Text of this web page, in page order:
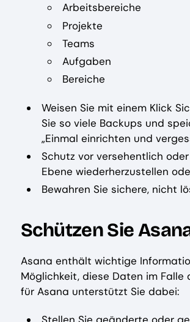
Arbeitsbereiche
Projekte
Teams
Aufgaben
Bereiche
Weisen Sie mit einem Klick
Sie so viele Backups und
„Einmal einrichten und
Schutz vor versehentlich
Ebene wiederherzustellen
Bewahren Sie sichere, nicht
Schützen Sie
Asana enthält wichtige
Möglichkeit, diese Daten im
für Asana unterstützt Sie dabei: